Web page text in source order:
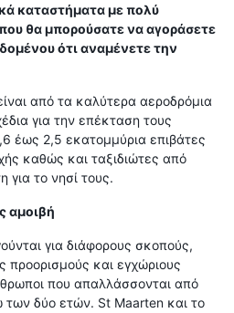
καταστήματα με πολύ
θα μπορούσατε να αγοράσετε
ότι αναμένετε την
από τα καλύτερα αεροδρόμια
για την επέκταση τους
έως 2,5 εκατομμύρια επιβάτες
καθώς και ταξιδιώτες από
για το νησί τους.
αμοιβή
για διάφορους σκοπούς,
προορισμούς και εγχώριους
που απαλλάσσονται από
των δύο ετών. St Maarten και το